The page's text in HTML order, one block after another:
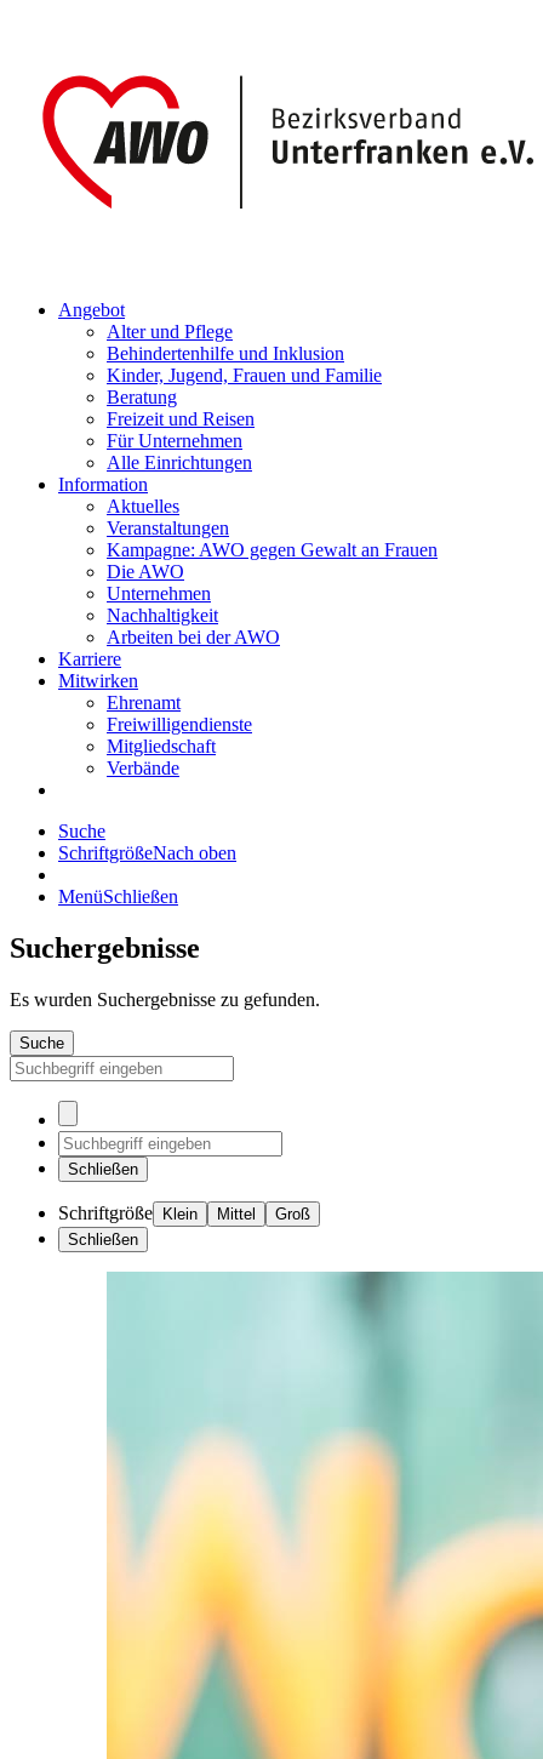
Angebot
Alter und Pflege
Behindertenhilfe und Inklusion
Kinder, Jugend, Frauen und Familie
Beratung
Freizeit und Reisen
Für Unternehmen
Alle Einrichtungen
Information
Aktuelles
Veranstaltungen
Kampagne: AWO gegen Gewalt an Frauen
Die AWO
Unternehmen
Nachhaltigkeit
Arbeiten bei der AWO
Karriere
Mitwirken
Ehrenamt
Freiwilligendienste
Mitgliedschaft
Verbände
Suche
SchriftgrößeNach oben
MenüSchließen
Suchergebnisse
Es wurden Suchergebnisse zu gefunden.
Suche
Schließen
Schriftgröße Klein Mittel
Groß
Schließen